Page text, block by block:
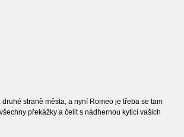
straně města, a nyní Romeo je třeba se tam
překážky a čelit s nádhernou kyticí vašich